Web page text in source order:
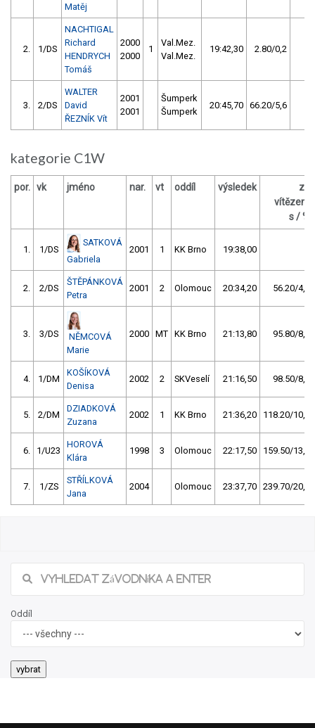
Matěj
2. 1/DS
NACHTIGAL
Richard
HENDRYCH
Tomáš
2000
2000
1
Val.Mez.
Val.Mez.
19:42,30 2.80/0,2
3. 2/DS
WALTER
David
ŘEZNÍK Vít
2001
2001
Šumperk
Šumperk
20:45,70 66.20/5,6
kategorie C1W
por. vk jméno nar. vt oddíl výsledek
za
vítězem
s / %
1. 1/DS
SATKOVÁ
Gabriela
2001 1 KK Brno 19:38,00
2. 2/DS
ŠTĚPÁNKOVÁ
Petra
2001 2 Olomouc 20:34,20 56.20/4,8
3. 3/DS
NĚMCOVÁ
Marie
2000 MT KK Brno 21:13,80 95.80/8,1
4. 1/DM
KOŠÍKOVÁ
Denisa
2002 2 SKVeselí 21:16,50 98.50/8,4
5. 2/DM
DZIADKOVÁ
Zuzana
2002 1 KK Brno 21:36,20 118.20/10,0
6. 1/U23
HOROVÁ
Klára
1998 3 Olomouc 22:17,50 159.50/13,5
7. 1/ZS
STŘÍLKOVÁ
Jana
2004 Olomouc 23:37,70 239.70/20,3
Oddíl